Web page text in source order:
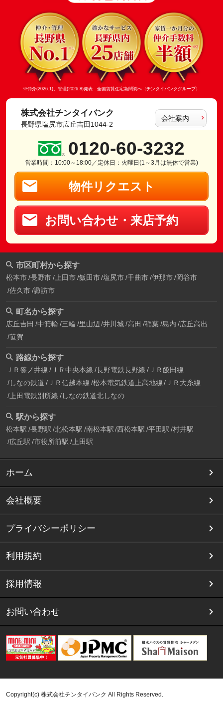
※仲介(2026.1)、管理(2026.8)発表 全国賃貸住宅新聞調べ（チンタイバンクグループ）
株式会社チンタイバンク
長野県塩尻市広丘吉田1044-2
会社案内
0120-60-3232
営業時間：10:00～18:00／定休日：火曜日(1～3月は無休で営業)
物件リクエスト
お問い合わせ・来店予約
市区町村から探す
松本市 長野市 上田市 飯田市 塩尻市 千曲市 伊那市 岡谷市
佐久市 諏訪市
町名から探す
広丘吉田 中箕輪 三輪 里山辺 井川城 高田 稲葉 島内 広丘高出
笹賀
路線から探す
ＪＲ篠ノ井線 ＪＲ中央本線 長野電鉄長野線 ＪＲ飯田線
しなの鉄道 ＪＲ信越本線 松本電気鉄道上高地線
ＪＲ大糸線
上田電鉄別所線 しなの鉄道北しなの
駅から探す
松本駅 長野駅 北松本駅 南松本駅 西松本駅 平田駅 村井駅
広丘駅 市役所前駅 上田駅
ホーム
会社概要
プライバシーポリシー
利用規約
採用情報
お問い合わせ
Copyright(c) 株式会社チンタイバンク All Rights Reserved.